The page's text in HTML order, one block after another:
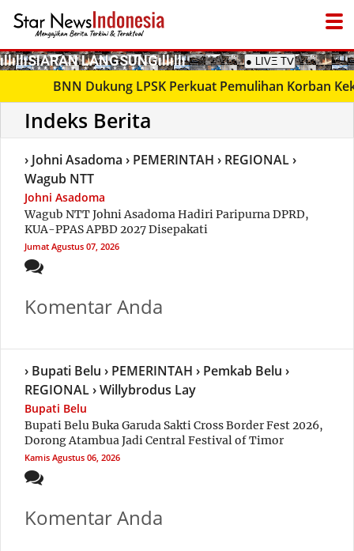
­ıllıllıS͙I͙A͙R͙A͙N͙ L͙A͙N͙G͙S͙U͙N͙G͙ıllıllı ● LIVΞ Tᐯ
BNN Dukung LPSK Perkuat Pemulihan Korban
› Johni Asadoma › PEMERINTAH › REGIONAL›
Wagub NTT
Johni Asadoma
Wagub NTT Johni Asadoma Hadiri Paripurna DPRD,
KUA-PPAS APBD 2027 Disepakati
Jumat Agustus 07, 2026
Komentar Anda
› Bupati Belu › PEMERINTAH › Pemkab Belu ›
REGIONAL› Willybrodus Lay
Bupati Belu
Bupati Belu Buka Garuda Sakti Cross Border Fest 2026,
Dorong Atambua Jadi Central Festival of Timor
Kamis Agustus 06, 2026
Komentar Anda